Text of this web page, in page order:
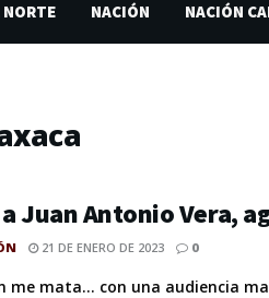
NORTE NACIÓN NACIÓN
Juan Antonio Vera,
21 DE ENERO DE 2023 0
me mata… con una audiencia